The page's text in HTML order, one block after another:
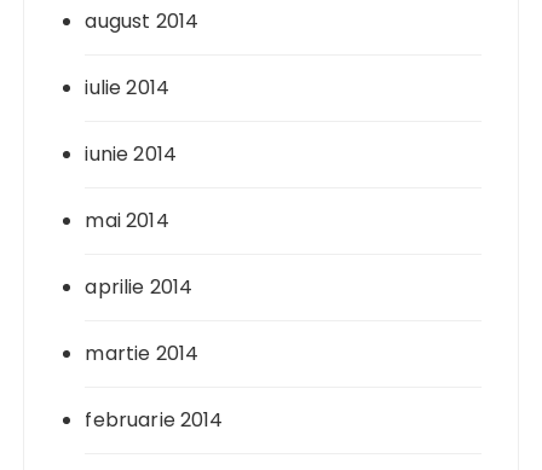
august 2014
iulie 2014
iunie 2014
mai 2014
aprilie 2014
martie 2014
februarie 2014